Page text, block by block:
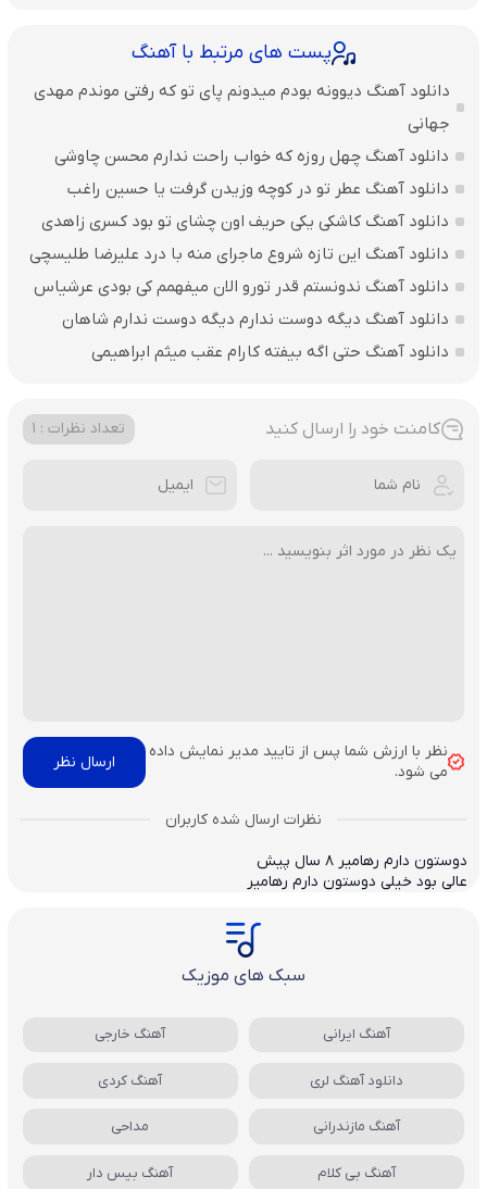
پست های مرتبط با آهنگ
دانلود آهنگ دیوونه بودم میدونم پای تو که رفتی موندم مهدی
جهانی
دانلود آهنگ چهل روزه که خواب راحت ندارم محسن چاوشی
دانلود آهنگ عطر تو در کوچه وزیدن گرفت یا حسین راغب
دانلود آهنگ کاشکی یکی حریف اون چشای تو بود کسری زاهدی
دانلود آهنگ این تازه شروع ماجرای منه با درد علیرضا طلیسچی
دانلود آهنگ ندونستم قدر تورو الان میفهمم کی بودی عرشیاس
دانلود آهنگ دیگه دوست ندارم دیگه دوست ندارم شاهان
دانلود آهنگ حتی اگه بیفته کارام عقب میثم ابراهیمی
کامنت خود را ارسال کنید تعداد نظرات : 1
نظر با ارزش شما پس از تایید مدیر نمایش داده
می شود.
دوستون دارم رهامیر 8 سال پیش
عالی بود خیلی دوستون دارم رهامیر
سبک های موزیک
آهنگ ایرانی آهنگ خارجی
دانلود آهنگ لری آهنگ کردی
آهنگ مازندرانی مداحی
آهنگ بی کلام آهنگ بیس دار